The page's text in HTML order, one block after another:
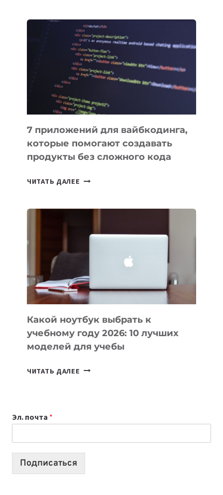
ПОЛЕЗНЫХ
ИНСТРУМЕНТОВ
ДЛЯ
РАБОТЫ
7 приложений для вайбкодинга,
которые помогают создавать
продукты без сложного кода
ЧИТАТЬ ДАЛЕЕ
СОЗДАВАТЬ
БЕЗ
СЛОЖНОГО
КОДА
Какой ноутбук выбрать к
учебному году 2026: 10 лучших
моделей для учебы
ЧИТАТЬ ДАЛЕЕ КАКОЙ
2026:
10
Эл. почта *
Подписаться